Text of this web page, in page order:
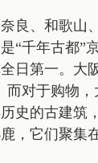
良、和歌山
“千年古都”
日第一。大
而对于购
史的古建
，它们聚